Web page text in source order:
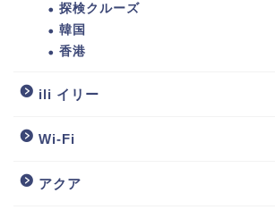
探検クルーズ
韓国
香港
ili イリー
Wi-Fi
アクア